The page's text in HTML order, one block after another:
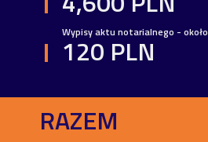
Wypisy aktu notarialnego - około
120 PLN
RAZEM